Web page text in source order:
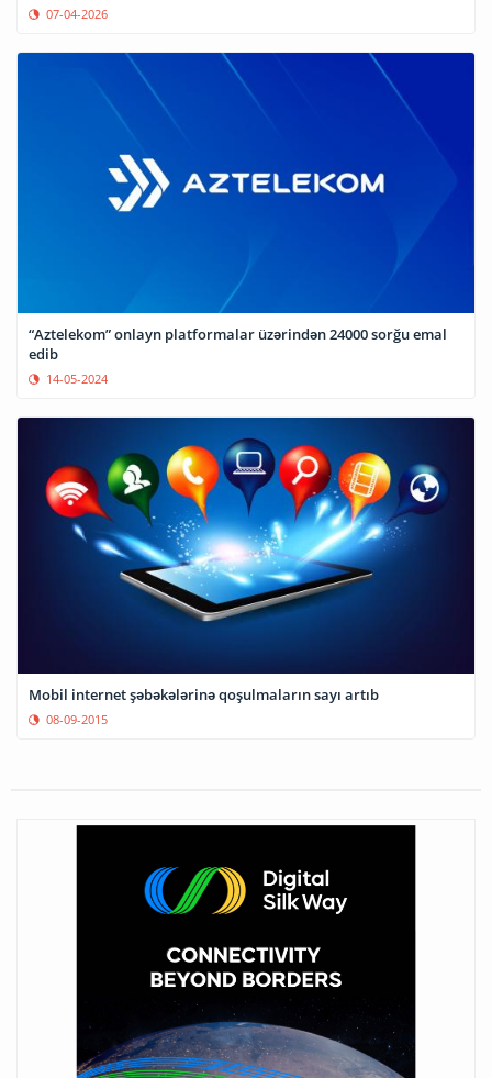
07-04-2026
“Aztelekom” onlayn platformalar üzərindən 24000 sorğu emal
edib
14-05-2024
Mobil internet şəbəkələrinə qoşulmaların sayı artıb
08-09-2015